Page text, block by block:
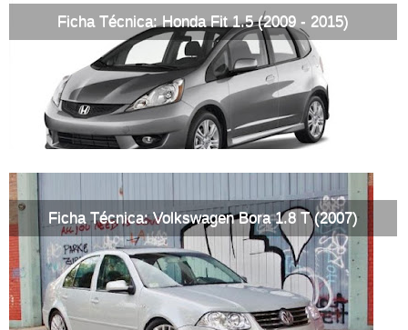
Ficha Técnica: Honda Fit 1.5 (2009 - 2015)
Ficha Técnica: Volkswagen Bora 1.8 T (2007)